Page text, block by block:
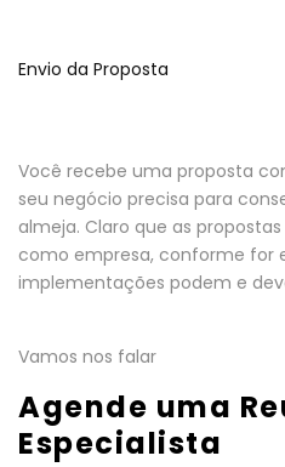
Envio da Proposta
Você recebe uma proposta
seu negócio precisa para
almeja. Claro que as
como empresa, conforme for
implementações podem e
Vamos nos falar
Agende uma
Especialista